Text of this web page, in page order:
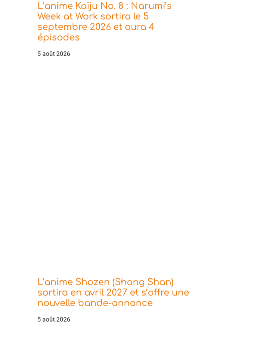
L’anime Kaiju No. 8 : Narumi’s
Week at Work sortira le 5
septembre 2026 et aura 4
épisodes
5 août 2026
L’anime Shozen (Shang Shan)
sortira en avril 2027 et s’offre une
nouvelle bande-annonce
5 août 2026